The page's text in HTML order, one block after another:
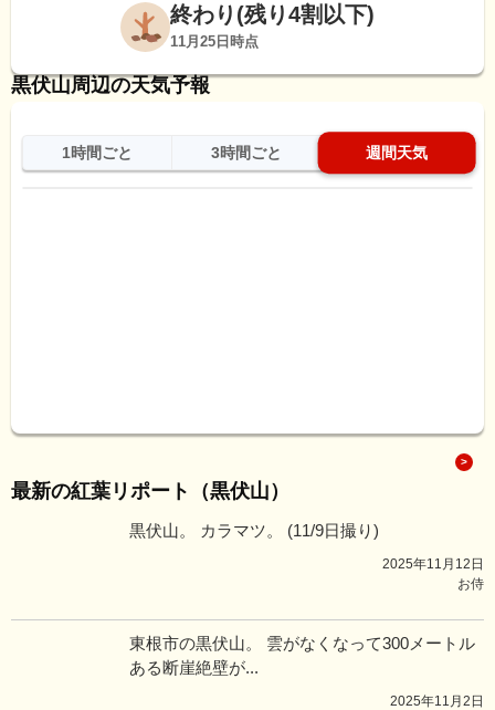
終わり(残り4割以下)
11月25日時点
黒伏山周辺の天気予報
1時間ごと 3時間ごと 週間天気
最新の紅葉リポート（黒伏山）
黒伏山。 カラマツ。 (11/9日撮り)
2025年11月12日
お侍
東根市の黒伏山。 雲がなくなって300メートル
ある断崖絶壁が...
2025年11月2日